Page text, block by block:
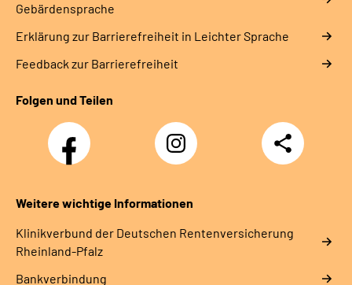
Gebärdensprache
Erklärung zur Barrierefreiheit in Leichter Sprache
Feedback zur Barrierefreiheit
Folgen und Teilen
Facebook
Instagram
DRV
Nachwuchskräfte
Teilen
Weitere wichtige Informationen
Klinikverbund der Deutschen Rentenversicherung
Rheinland-Pfalz
Bankverbindung